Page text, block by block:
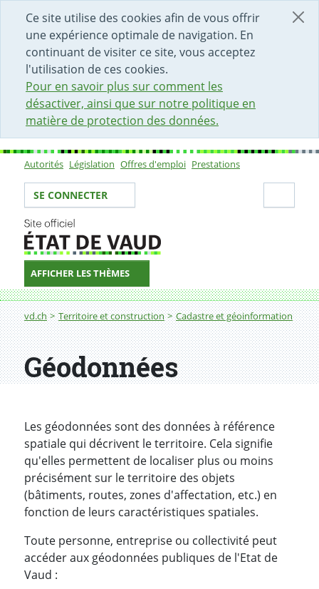
Ce site utilise des cookies afin de vous offrir
une expérience optimale de navigation. En
continuant de visiter ce site, vous acceptez
l'utilisation de ces cookies.
Pour en savoir plus sur comment les
désactiver, ainsi que sur notre politique en
matière de protection des données.
DÉBUT DU CONTENU DE LA PAGE
ACCÈS AU CHAMP DE RECHERCHE
PAGE D'ACCUEIL
FORMULAIRE DE CONTACT
Sous-navigation
Autorités Législation Offres d'emploi Prestations
Votre identité
SE CONNECTER
AFFICHER LES THÈMES
Fil d'Ariane
vd.ch Territoire et construction Cadastre et géoinformation
Géodonnées
Géodonnées
Les géodonnées sont des données à référence
spatiale qui décrivent le territoire. Cela signifie
qu'elles permettent de localiser plus ou moins
précisément sur le territoire des objets
(bâtiments, routes, zones d'affectation, etc.) en
fonction de leurs caractéristiques spatiales.
Toute personne, entreprise ou collectivité peut
accéder aux géodonnées publiques de l'Etat de
Vaud :